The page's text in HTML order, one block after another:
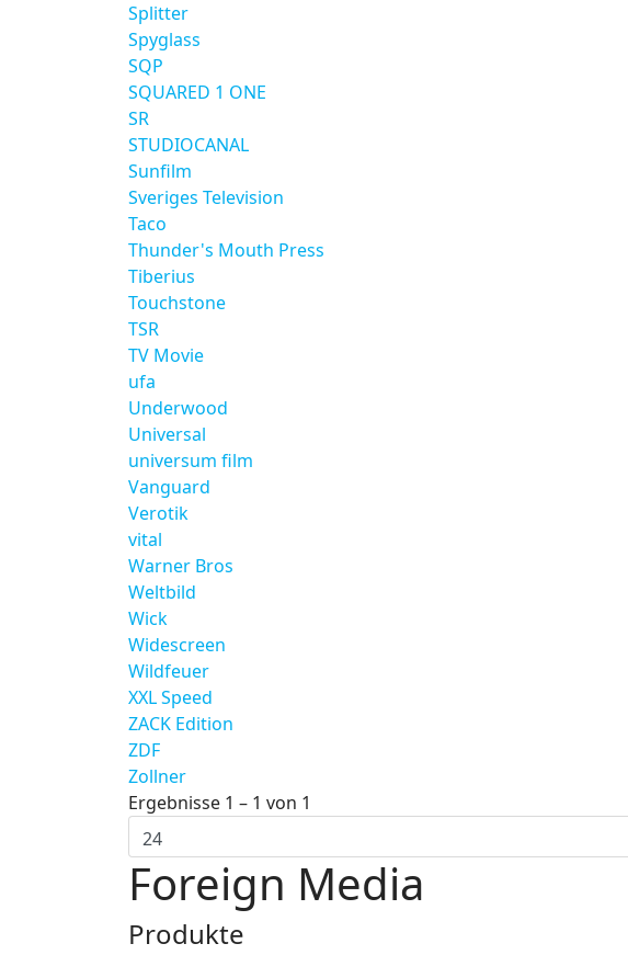
Splitter
Spyglass
SQP
SQUARED 1 ONE
SR
STUDIOCANAL
Sunfilm
Sveriges Television
Taco
Thunder's Mouth Press
Tiberius
Touchstone
TSR
TV Movie
ufa
Underwood
Universal
universum film
Vanguard
Verotik
vital
Warner Bros
Weltbild
Wick
Widescreen
Wildfeuer
XXL Speed
ZACK Edition
ZDF
Zollner
Ergebnisse 1 – 1 von 1
Foreign Media
Produkte